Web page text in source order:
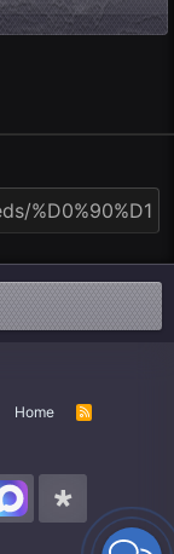
Home
R